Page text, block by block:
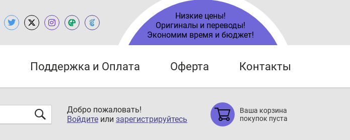
Низкие цены!
Оригиналы и переводы!
Экономим время и бюджет!
Поддержка и Оплата Оферта Контакты
Добро пожаловать!
Войдите или зарегистрируйтесь
Ваша корзина
покупок пуста